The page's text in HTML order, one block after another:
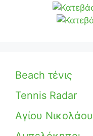
Beach τένις
Tennis Radar
Αγίου Νικολάου